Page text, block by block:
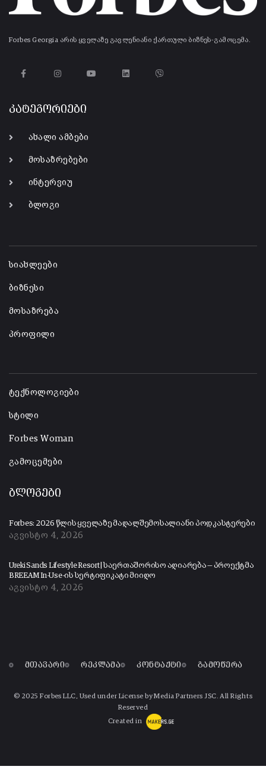
Forbes Georgia არის ყველაზე გავლენიანი ქართული ბიზნეს-გამოცემა.
კატეგორიები
ახალი ამბები
მოსაზრებები
ინტერვიუ
ბლოგი
სიახლეები
ბიზნესი
მოსაზრება
პროფილი
ტექნოლოგიები
სტილი
Forbes Woman
გამოცემები
ბლოგები
Forbes: 2026 წლის ყველაზე მაღალშემოსალიანი პოდკასტერები
აგვისტო 4, 2026
Ureki Sands Lifestyle Resort | საერთაშორისო აღიარება — პროექტმა
BREEAM In-Use-ის სერტიფიკატი მიიღო
აგვისტო 4, 2026
მთავარი რეკლამა კონტაქტი გამოწერა
© 2025 Forbes LLC, Used under License by Media Partners JSC. All Rights
Reserved
Created in